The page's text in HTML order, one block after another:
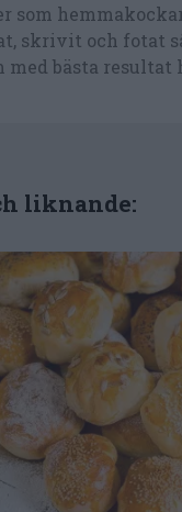
som
skrivit och fotat
med bästa resultat
liknande: